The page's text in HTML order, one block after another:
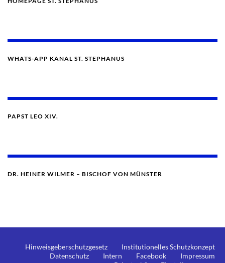
WHATS-APP KANAL ST. STEPHANUS
PAPST LEO XIV.
DR. HEINER WILMER – BISCHOF VON MÜNSTER
Hinweisgeberschutzgesetz
Institutionelles Schutzkonzept
Datenschutz
Intern Facebook
Impressum